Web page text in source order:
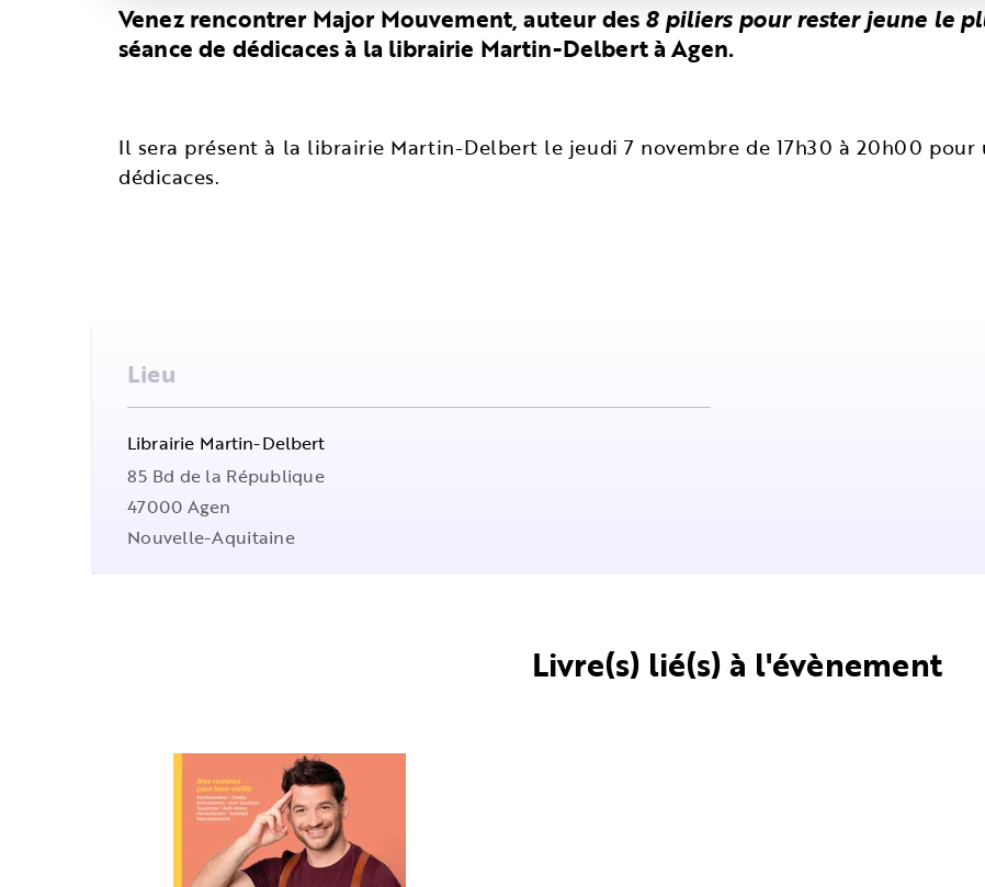
Venez rencontrer Major Mouvement, auteur des8 piliers pour rester jeune le
séance de dédicaces à la librairie Martin-Delbert à Agen.
Il sera présent à la librairie Martin-Delbert le jeudi 7 novembre de 17h30 à 20h00 pour
dédicaces.
Lieu
Librairie Martin-Delbert
85 Bd de la République
47000 Agen
Nouvelle-Aquitaine
Livre(s) lié(s) à l'évènement